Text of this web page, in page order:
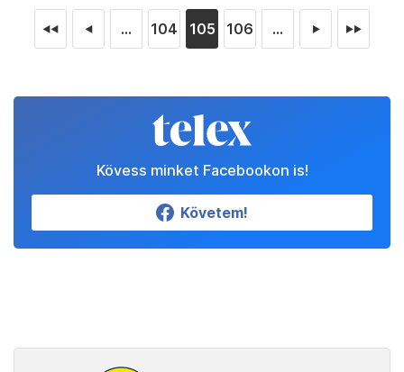
◄◄ ◄ ... 104 105 106 ... ► ►►
Kövess minket Facebookon is!
Követem!